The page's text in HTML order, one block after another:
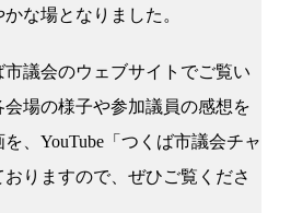
な場となりました。
議会のウェブサイトでご覧い
場の様子や参加議員の感想を
、YouTube「つくば市議会チャ
りますので、ぜひご覧くださ